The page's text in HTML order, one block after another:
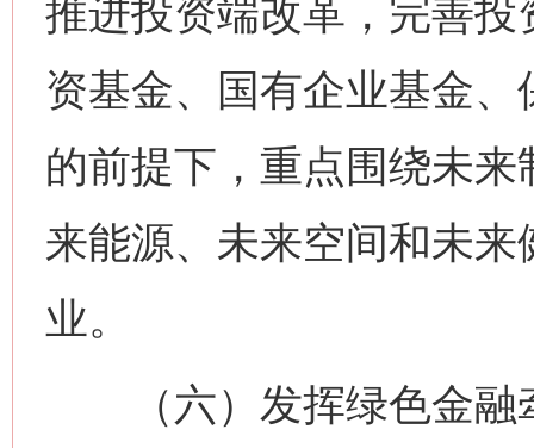
推进投资端改革，完善
资基金、国有企业基金
的前提下，重点围绕未
来能源、未来空间和未
业。
（六）发挥绿色金融